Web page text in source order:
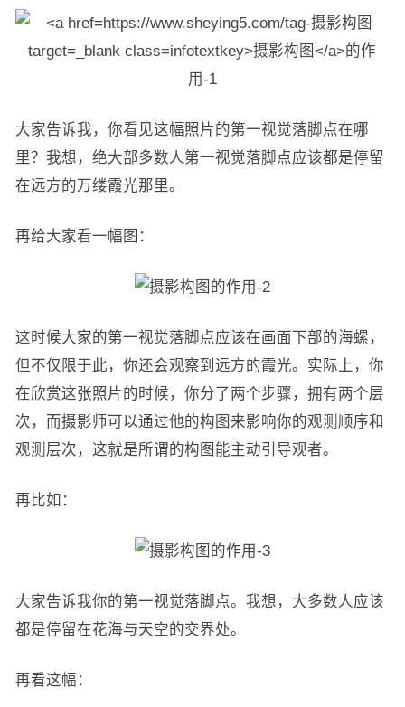
大家告诉我，你看见这幅照片的第一视觉落脚点在哪
里？我想，绝大部多数人第一视觉落脚点应该都是停留
在远方的万缕霞光那里。
再给大家看一幅图：
这时候大家的第一视觉落脚点应该在画面下部的海螺，
但不仅限于此，你还会观察到远方的霞光。实际上，你
在欣赏这张照片的时候，你分了两个步骤，拥有两个层
次，而摄影师可以通过他的构图来影响你的观测顺序和
观测层次，这就是所谓的构图能主动引导观者。
再比如：
大家告诉我你的第一视觉落脚点。我想，大多数人应该
都是停留在花海与天空的交界处。
再看这幅：